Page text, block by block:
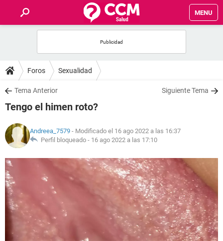
MENU
FOROS
SALUD
FAMILIA
NUTRICIÓN
BIENESTAR
SEXUALIDAD
GLOSARIO
Foros Sexualidad
Tema Anterior Siguiente Tema
Tengo el himen roto?
Andreea_7579 - Modificado el 16 ago 2022 a las 16:37
Perfil bloqueado - 16 ago 2022 a las 17:10